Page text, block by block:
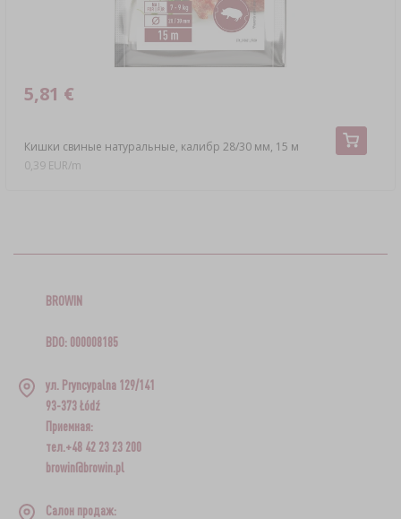
Кишки свиные натуральные, калибр 28/30 мм, 15 м
5,81 €
0,39 EUR/m
BROWIN
BDO: 000008185
ул. Pryncypalna 129/141
93-373 Łódź
Приемная:
тел.+48 42 23 23 200
browin@browin.pl
Салон продаж: